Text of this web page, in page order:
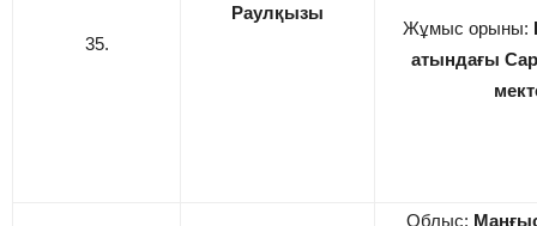
35.
Раулқызы
Жұмыс орыны:
атындағы
Облыс: